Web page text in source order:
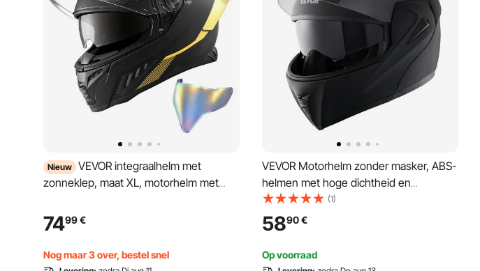
Nieuw VEVOR integraalhelm met
zonneklep, maat XL, motorhelm met
integraalhelm voor mannen en vrouwen,
integraalhelm met Bluetooth-
luidsprekercompartiment,
bromfietshelm
7499€
Nog maar 3 over, bestel snel
VEVOR Motorhelm zonder masker, ABS-
helmen met hoge dichtheid en
verwisselbare lenzen, maat M, DOT-
goedgekeurde comfortabele
motorcrosshelm, voor jongeren en
volwassenen
(1)
5890€
Op voorraad